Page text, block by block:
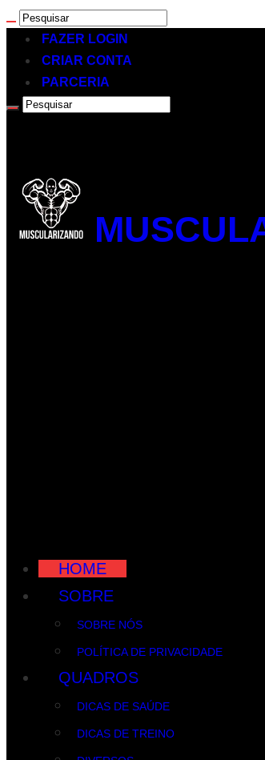
FAZER LOGIN
CRIAR CONTA
PARCERIA
HOME
SOBRE
SOBRE NÓS
POLÍTICA DE PRIVACIDADE
QUADROS
DICAS DE SAÚDE
DICAS DE TREINO